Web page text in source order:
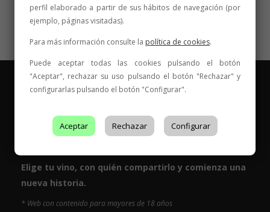
Vinos para compartir historias
Elige tu vino, con quién compartirlo y comienza una
nueva historia.
* Web con contenido para mayores de 18 años
perfil elaborado a partir de sus hábitos de navegación (por
ejemplo, páginas visitadas).
Para más información consulte la política de cookies.
Puede aceptar todas las cookies pulsando el botón
"Aceptar", rechazar su uso pulsando el botón "Rechazar" y
configurarlas pulsando el botón "Configurar".
Aceptar Rechazar Configurar